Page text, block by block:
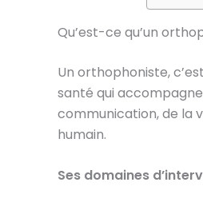
Qu’est-ce qu’un
Un orthophoniste,
santé qui
communication, de la
humain.
Ses domaines